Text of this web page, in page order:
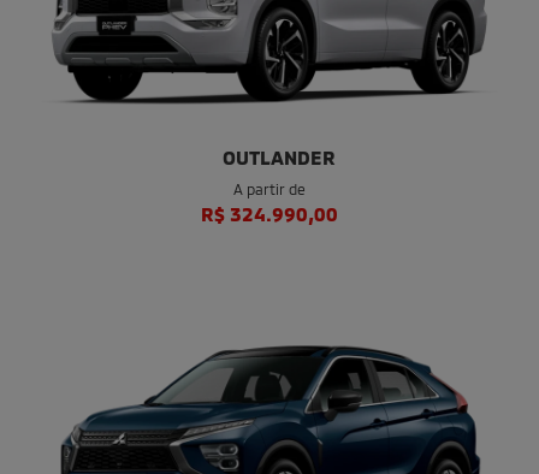
A partir de
R$ 344.990,00
OUTLANDER
A partir de